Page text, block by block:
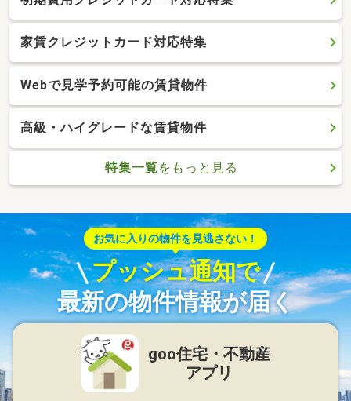
家賃クレジットカード対応特集
Webで見学予約可能の賃貸物件
高級・ハイグレードな賃貸物件
特集一覧をもっと見る
お気に入りの物件を見逃さない！
プッシュ通知で
最新の物件情報が届く
goo住宅・不動産
アプリ